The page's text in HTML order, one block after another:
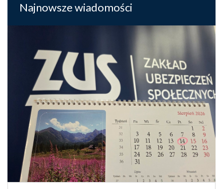
Najnowsze wiadomości